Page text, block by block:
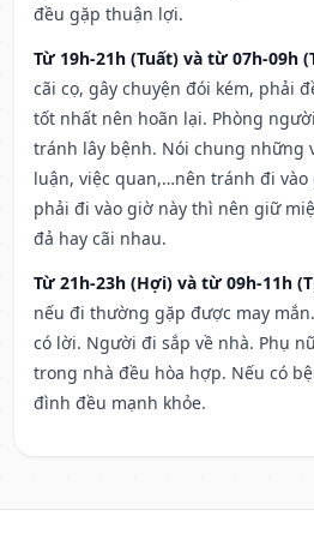
đều gặp thuận lợi.
Từ 19h-21h (Tuất) và từ 07h-09h
cãi cọ, gây chuyện đói kém, phải
tốt nhất nên hoãn lại. Phòng
tránh lây bệnh. Nói chung những
luận, việc quan,…nên tránh đi vào
phải đi vào giờ này thì nên giữ
đả hay cãi nhau.
Từ 21h-23h (Hợi) và từ 09h-11h
nếu đi thường gặp được may
có lời. Người đi sắp về nhà. Phụ
trong nhà đều hòa hợp. Nếu có
đình đều mạnh khỏe.